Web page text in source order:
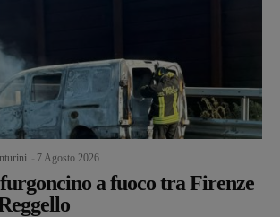
7 Agosto 2026
a fuoco tra Firenze